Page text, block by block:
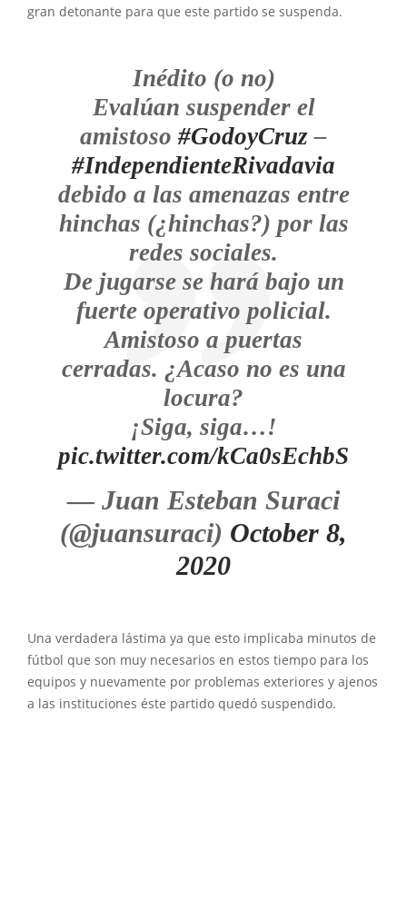
gran detonante para que este partido se suspenda.
Inédito (o no)
Evalúan suspender el
amistoso #GodoyCruz –
#IndependienteRivadavia
debido a las amenazas entre
hinchas (¿hinchas?) por las
redes sociales.
De jugarse se hará bajo un
fuerte operativo policial.
Amistoso a puertas
cerradas. ¿Acaso no es una
locura?
¡Siga, siga…!
pic.twitter.com/kCa0sEchbS
— Juan Esteban Suraci
(@juansuraci) October 8,
2020
Una verdadera lástima ya que esto implicaba minutos de
fútbol que son muy necesarios en estos tiempo para los
equipos y nuevamente por problemas exteriores y ajenos
a las instituciones éste partido quedó suspendido.